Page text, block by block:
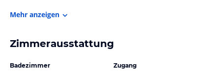
Mehr anzeigen
Zimmerausstattung
Badezimmer
Zugang